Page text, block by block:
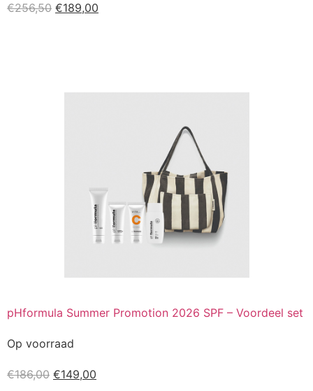
€256,50 €189,00
pHformula Summer Promotion 2026 SPF – Voordeel set
Op voorraad
€186,00 €149,00